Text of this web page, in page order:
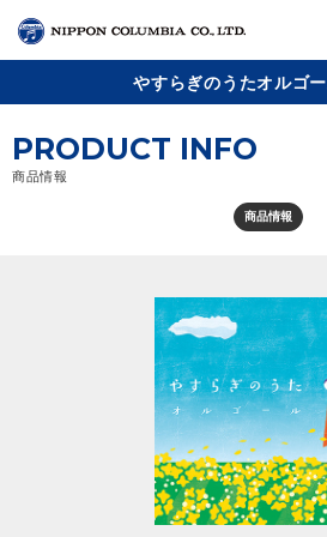
リリース
やすらぎのうたオルゴ
PRODUCT INFO
商品情報
商品情報